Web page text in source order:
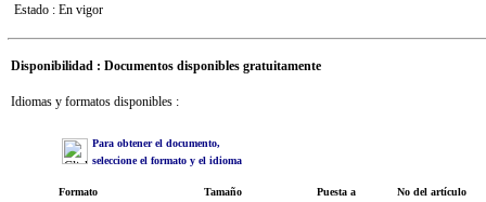
Estado : En vigor
Disponibilidad : Documentos disponibles gratuitamente
Idiomas y formatos disponibles :
Para obtener el documento,
seleccione el formato y el idioma
Formato Tamaño
Puesta a
No del artículo